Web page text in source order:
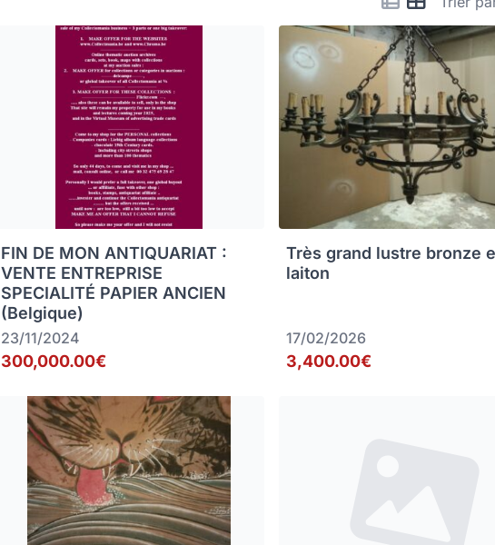
FIN DE MON ANTIQUARIAT :
VENTE ENTREPRISE
SPECIALITÉ PAPIER ANCIEN
(Belgique)
23/11/2024
300,000.00€
Très grand lustre bronze
laiton
17/02/2026
3,400.00€